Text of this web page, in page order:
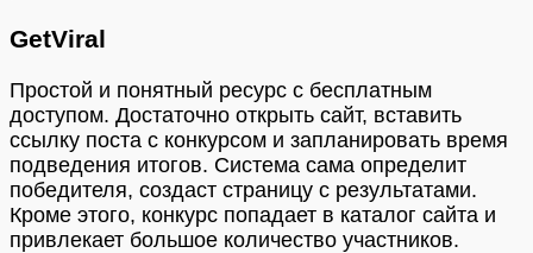
GetViral
Простой и понятный ресурс с бесплатным
доступом. Достаточно открыть сайт, вставить
ссылку поста с конкурсом и запланировать время
подведения итогов. Система сама определит
победителя, создаст страницу с результатами.
Кроме этого, конкурс попадает в каталог сайта и
привлекает большое количество участников.